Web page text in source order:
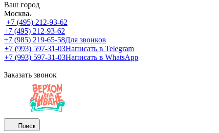
Ваш город
Москва
+7 (495) 212-93-62
+7 (495) 212-93-62
+7 (985) 219-65-58Для звонков
+7 (993) 597-31-03Написать в Telegram
+7 (993) 597-31-03Написать в WhatsApp
Заказать звонок
Поиск